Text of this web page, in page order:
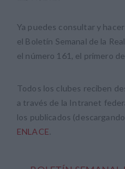
Ya puedes consultar y
el Boletín Semanal de la
el número 161, el primero
Todos los clubes reciben
a través de la Intranet
los publicados
ENLACE.